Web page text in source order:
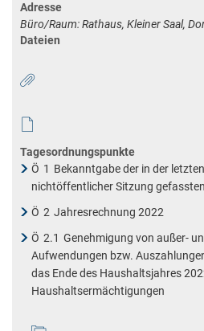
Adresse
Büro/Raum: Rathaus, Kleiner Saal,
Dateien
Tagesordnungspunkte
Ö 1 Bekanntgabe der in der
nichtöffentlicher Sitzung
Ö 2 Jahresrechnung 2022
Ö 2.1 Genehmigung von außer-
Aufwendungen bzw.
das Ende des Haushaltsjahres
Haushaltsermächtigungen